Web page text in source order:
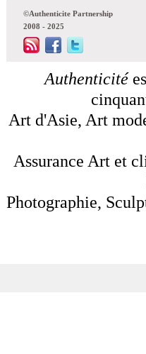
©Authenticite Partnership
2008 - 2025
Authenticité
Art d'Asie, Art
Assurance Art et
Photographie,